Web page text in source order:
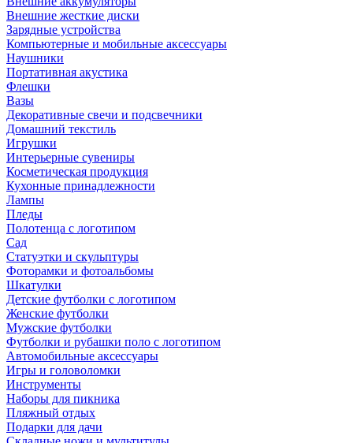
Внешние жесткие диски
Зарядные устройства
Компьютерные и мобильные аксессуары
Наушники
Портативная акустика
Флешки
Вазы
Декоративные свечи и подсвечники
Домашний текстиль
Игрушки
Интерьерные сувениры
Косметическая продукция
Кухонные принадлежности
Лампы
Пледы
Полотенца с логотипом
Сад
Статуэтки и скульптуры
Фоторамки и фотоальбомы
Шкатулки
Детские футболки с логотипом
Женские футболки
Мужские футболки
Футболки и рубашки поло с логотипом
Автомобильные аксессуары
Игры и головоломки
Инструменты
Наборы для пикника
Пляжный отдых
Подарки для дачи